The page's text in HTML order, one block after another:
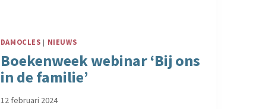
DAMOCLES | NIEUWS
Boekenweek webinar ‘Bij ons
in de familie’
12 februari 2024